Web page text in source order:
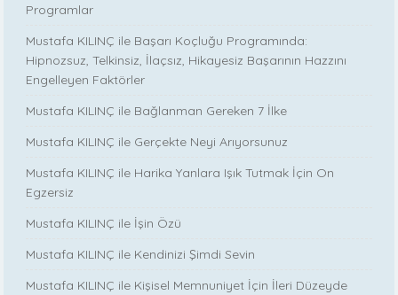
Programlar
Mustafa KILINÇ ile Başarı Koçluğu Programında:
Hipnozsuz, Telkinsiz, İlaçsız, Hikayesiz Başarının Hazzını
Engelleyen Faktörler
Mustafa KILINÇ ile Bağlanman Gereken 7 İlke
Mustafa KILINÇ ile Gerçekte Neyi Arıyorsunuz
Mustafa KILINÇ ile Harika Yanlara Işık Tutmak İçin On
Egzersiz
Mustafa KILINÇ ile İşin Özü
Mustafa KILINÇ ile Kendinizi Şimdi Sevin
Mustafa KILINÇ ile Kişisel Memnuniyet İçin İleri Düzeyde